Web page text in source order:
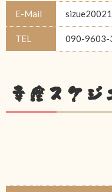
E-Mail
TEL 090-9603-
幸座スケジ